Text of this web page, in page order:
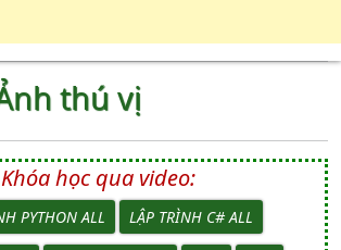
thú vị
Khóa học qua video:
PYTHON ALL LẬP TRÌNH C# ALL